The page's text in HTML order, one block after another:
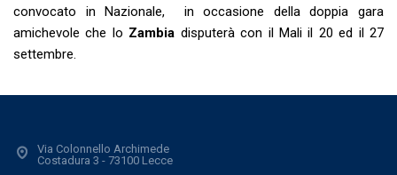
convocato in Nazionale, in occasione della doppia gara
amichevole che lo Zambia disputerà con il Mali il 20 ed il 27
settembre.
Via Colonnello Archimede
Costadura 3 - 73100 Lecce